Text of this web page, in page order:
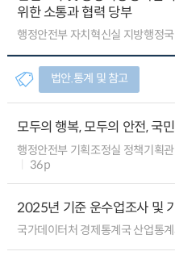
위한 소통과 협력 당부
행정안전부 자치혁신실 지방행정
법안.통계 및 참고
모두의 행복, 모두의 안전, 국
행정안전부 기획조정실 정책기획
36p
2025년 기준 운수업조사 및
국가데이터처 경제통계국 산업통